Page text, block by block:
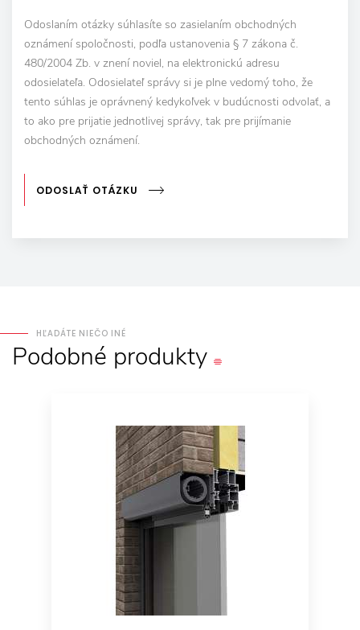
Odoslaním otázky súhlasíte so zasielaním obchodných
oznámení spoločnosti, podľa ustanovenia § 7 zákona č.
480/2004 Zb. v znení noviel, na elektronickú adresu
odosielateľa. Odosielateľ správy si je plne vedomý toho, že
tento súhlas je oprávnený kedykoľvek v budúcnosti odvolať, a
to ako pre prijatie jednotlivej správy, tak pre prijímanie
obchodných oznámení.
ODOSLAŤ OTÁZKU
HĽADÁTE NIEČO INÉ
Podobné produkty